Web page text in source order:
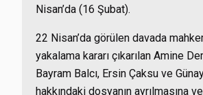
Nisan’da (16 Şubat).
22 Nisan’da görülen davada
yakalama kararı çıkarılan Amine
Bayram Balcı, Ersin Çaksu ve
hakkındaki dosyanın ayrılmasına